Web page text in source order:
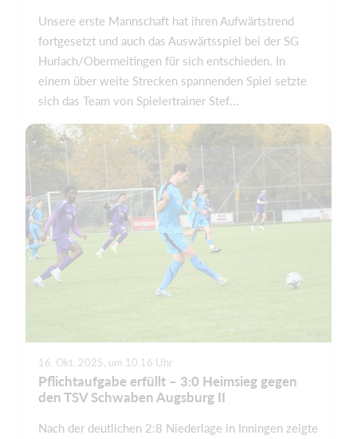
Unsere erste Mannschaft hat ihren Aufwärtstrend
fortgesetzt und auch das Auswärtsspiel bei der SG
Hurlach/Obermeitingen für sich entschieden. In
einem über weite Strecken spannenden Spiel setzte
sich das Team von Spielertrainer Stef...
16. Okt. 2025, um 10.16 Uhr
Pflichtaufgabe erfüllt – 3:0 Heimsieg gegen
den TSV Schwaben Augsburg II
Nach der deutlichen 2:8 Niederlage in Inningen zeigte